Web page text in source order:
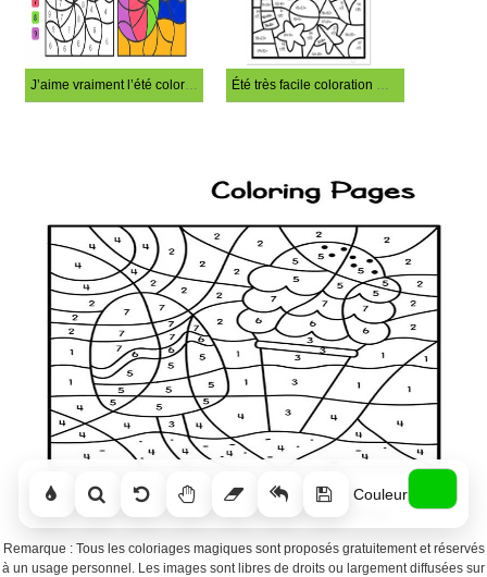
J’aime vraiment l’été coloration magique Été très facile coloration magique
Couleur
Remarque : Tous les coloriages magiques sont proposés gratuitement et réservés
à un usage personnel. Les images sont libres de droits ou largement diffusées sur